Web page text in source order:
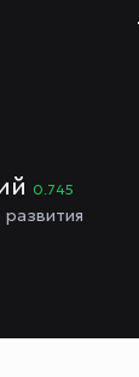
0.745
развития